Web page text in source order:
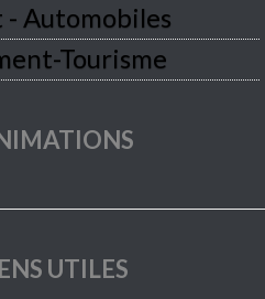
- Automobiles
Tourisme
UTILES